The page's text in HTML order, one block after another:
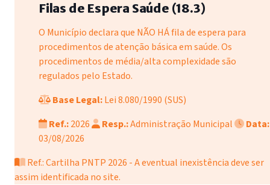
Filas de Espera Saúde (18.3)
O Município declara que NÃO HÁ fila de espera para
procedimentos de atenção básica em saúde. Os
procedimentos de média/alta complexidade são
regulados pelo Estado.
Base Legal:Lei 8.080/1990 (SUS)
Ref.:2026 Resp.:Administração Municipal
Data:
03/08/2026
Ref.: Cartilha PNTP 2026 - A eventual inexistência deve ser
assim identificada no site.